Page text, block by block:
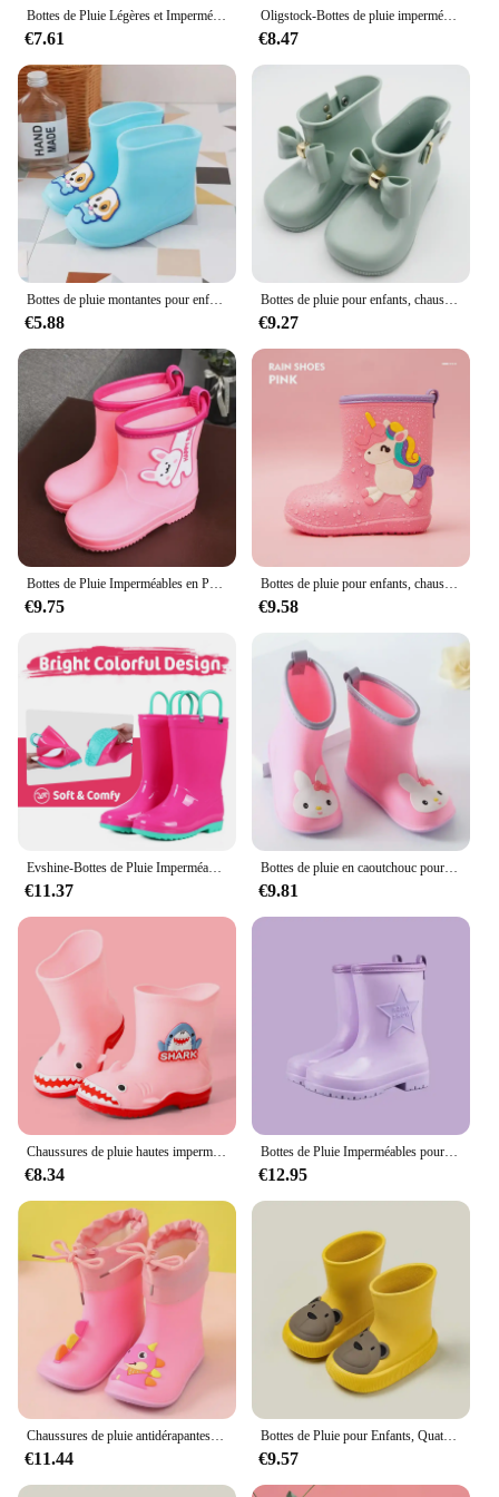
Bottes de Pluie Légères et Imperméables pour Enfant, Chaussures Montantes Unisexes à Imprimés d'Étoiles, à la Mode
€7.61
Oligstock-Bottes de pluie imperméables pour enfants, chaussures de sécurité décoratives pour garçons et filles
€8.47
Bottes de pluie montantes pour enfants, chaussures de pataugeoire imperméables, motifs de dessins animés mignons, garçons et filles
€5.88
Bottes de pluie pour enfants, chaussures imperméables pour enfants, chaussures d'eau non aldes, botte pour filles, nœud en métal, botte mignonne pour tout-petits, mode
€9.27
€9.75
Bottes de pluie pour enfants, chaussures imperméables pour garçons et filles, décoratives, stock EVA, nouveau style 2022 bottes de pluie botte enfant fille botte de pluie enfant
€9.58
€11.37
Bottes de pluie en caoutchouc pour enfants, jolies bottes rondes larges, chaussures d'eau imperméables pour bébé, bottes de pluie de dessin animé, plate-forme, D03223
€9.81
€8.34
Bottes de Pluie Imperméables pour Enfant Garçon et Fille, Chaussures de Taille Moyenne avec Semelle en Caoutchouc pour Étudiants et Grands
€12.95
€11.44
Bottes de Pluie pour Enfants, Quatre Saisons, Mignon Dessin Animé, Imperméables, Garçons Bol, Chaussures en Caoutchouc Antidérapantes, Bottes Bébé Lapin Ours, 2024
€9.57